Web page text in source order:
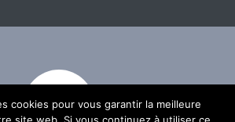
cookies pour vous garantir la meilleure